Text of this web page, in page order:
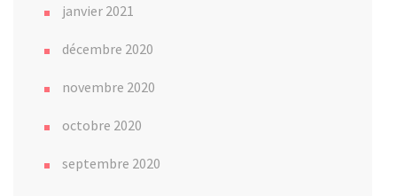
janvier 2021
décembre 2020
novembre 2020
octobre 2020
septembre 2020